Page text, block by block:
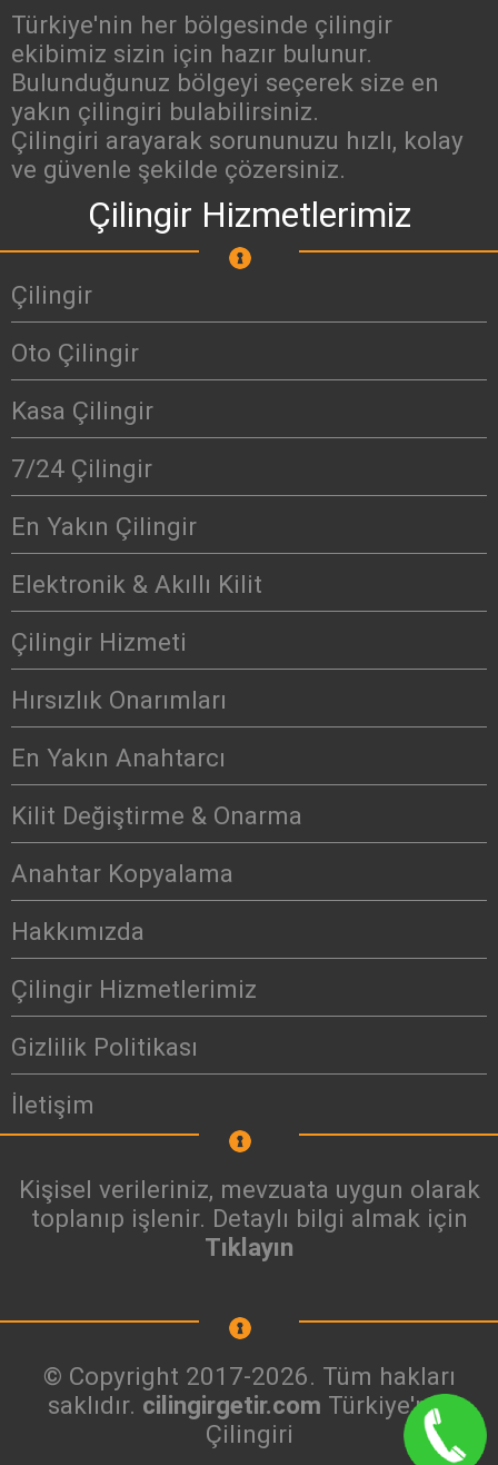
Türkiye'nin her bölgesinde çilingir
ekibimiz sizin için hazır bulunur.
Bulunduğunuz bölgeyi seçerek size en
yakın çilingiri bulabilirsiniz.
Çilingiri arayarak sorununuzu hızlı, kolay
ve güvenle şekilde çözersiniz.
Çilingir Hizmetlerimiz
Çilingir
Oto Çilingir
Kasa Çilingir
7/24 Çilingir
En Yakın Çilingir
Elektronik & Akıllı Kilit
Çilingir Hizmeti
Hırsızlık Onarımları
En Yakın Anahtarcı
Kilit Değiştirme & Onarma
Anahtar Kopyalama
Hakkımızda
Çilingir Hizmetlerimiz
Gizlilik Politikası
İletişim
Kişisel verileriniz, mevzuata uygun olarak
toplanıp işlenir. Detaylı bilgi almak için
Tıklayın
© Copyright 2017-2026. Tüm hakları
saklıdır. cilingirgetir.com Türkiye'nin
Çilingiri